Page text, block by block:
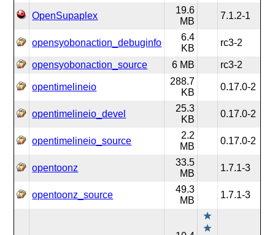
OpenSupaplex
19.6
MB
7.1.2-1
opensyobonaction_debuginfo
6.4
KB
rc3-2
opensyobonaction_source 6 MB rc3-2
opentimelineio
288.7
KB
0.17.0-2
opentimelineio_devel
25.3
KB
0.17.0-2
opentimelineio_source
2.2
MB
0.17.0-2
opentoonz
33.5
MB
1.7.1-3
opentoonz_source
49.3
MB
1.7.1-3